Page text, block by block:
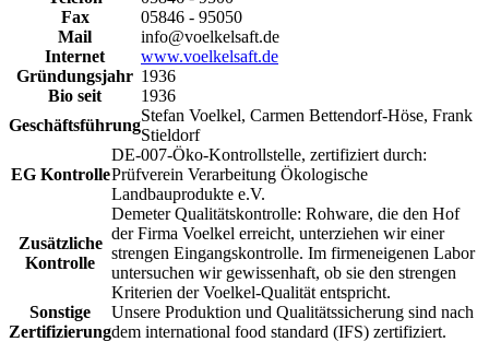
Fax
05846 - 95050
Mail
info@voelkelsaft.de
Internet
www.voelkelsaft.de
Gründungsjahr 1936
Bio seit
1936
Geschäftsführung
Stefan Voelkel, Carmen Bettendorf-Höse, Frank
Stieldorf
EG Kontrolle
DE-007-Öko-Kontrollstelle, zertifiziert durch:
Prüfverein Verarbeitung Ökologische
Landbauprodukte e.V.
Zusätzliche
Kontrolle
Demeter Qualitätskontrolle: Rohware, die den Hof
der Firma Voelkel erreicht, unterziehen wir einer
strengen Eingangskontrolle. Im firmeneigenen Labor
untersuchen wir gewissenhaft, ob sie den strengen
Kriterien der Voelkel-Qualität entspricht.
Sonstige
Zertifizierung
Unsere Produktion und Qualitätssicherung sind nach
dem international food standard (IFS) zertifiziert.